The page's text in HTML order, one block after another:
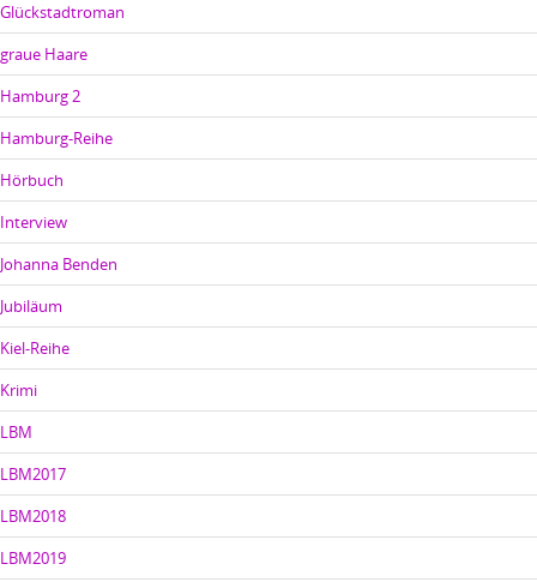
Glückstadtroman
graue Haare
Hamburg 2
Hamburg-Reihe
Hörbuch
Interview
Johanna Benden
Jubiläum
Kiel-Reihe
Krimi
LBM
LBM2017
LBM2018
LBM2019